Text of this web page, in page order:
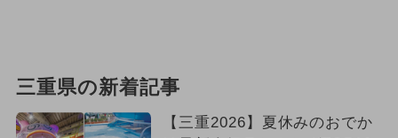
三重県の新着記事
【三重2026】夏休みのおでか